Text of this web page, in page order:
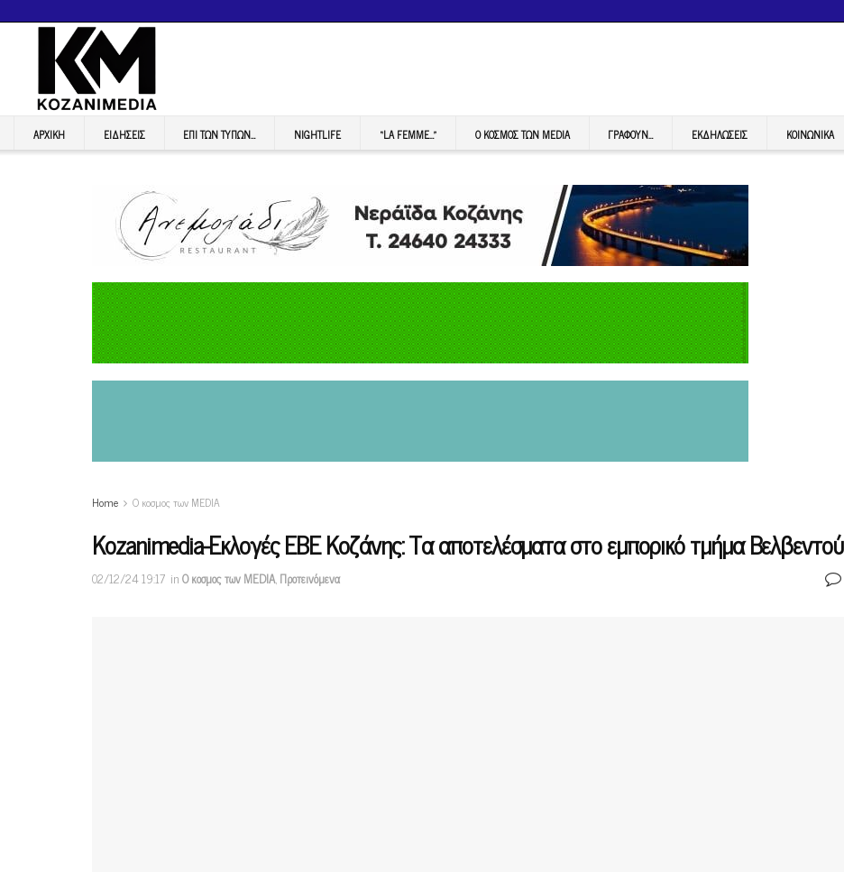
ΑΡΧΙΚΉ ΕΙΔΉΣΕΙΣ ΕΠI ΤΩΝ ΤΥΠΩΝ… NIGHTLIFE “LA FEMME…” Ο ΚΟΣΜΟΣ ΤΩΝ MEDIA ΓΡΆΦΟΥΝ… ΕΚΔΗΛΏΣΕΙΣ ΚΟΙΝΩΝΙΚΆ
Home Ο κοσμος των MEDIA
Κοzanimedia-Eκλογές ΕΒΕ Κοζάνης: Τα αποτελέσματα στο εμπορικό τμήμα Βελβεντού
02/12/24 19:17 inΟ κοσμος των MEDIA,Προτεινόμενα